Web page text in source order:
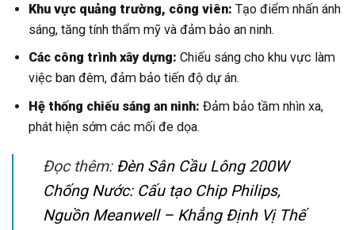
Khu vực quảng trường, công viên: Tạo điểm nhấn ánh
sáng, tăng tính thẩm mỹ và đảm bảo an ninh.
Các công trình xây dựng: Chiếu sáng cho khu vực làm
việc ban đêm, đảm bảo tiến độ dự án.
Hệ thống chiếu sáng an ninh: Đảm bảo tầm nhìn xa,
phát hiện sớm các mối đe dọa.
Đọc thêm: Đèn Sân Cầu Lông 200W
Chống Nước: Cấu tạo Chip Philips,
Nguồn Meanwell – Khẳng Định Vị Thế